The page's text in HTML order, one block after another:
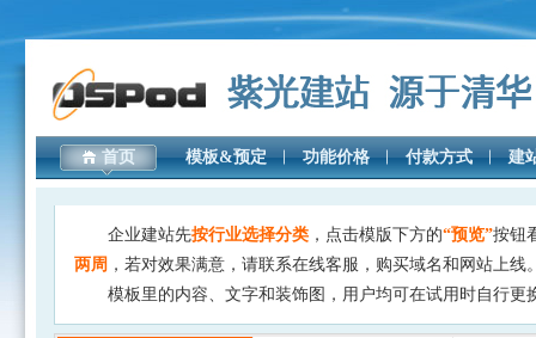
首页 模板&预定 功能价格 付款方式 建
企业建站先按行业选择分类 ，点击模版下方的“预览”按钮
两周 ，若对效果满意，请联系在线客服，购买域名和网站上线
模板里的内容、文字和装饰图，用户均可在试用时自行更